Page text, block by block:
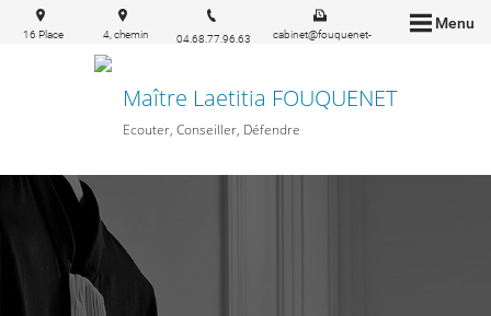
Menu
Maître Laetitia FOUQUENET
Ecouter, Conseiller, Défendre
16 Place
4, chemin
11160
MINERVOIS
04.68.77.96.63
cabinet@fouquenet-